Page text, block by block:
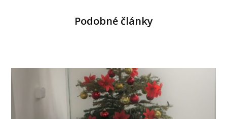
Podobné články